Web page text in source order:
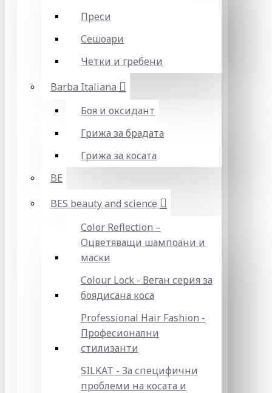
Преси
Сешоари
Четки и гребени
Barba Italiana
Боя и оксидант
Грижа за брадата
Грижа за косата
BE
BES beauty and science
Color Reflection –
Оцветяващи шампоани и
маски
Colour Lock - Веган серия за
боядисана коса
Professional Hair Fashion -
Професионални
стилизанти
SILKAT - За специфични
проблеми на косата и